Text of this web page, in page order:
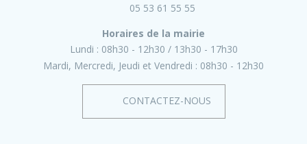
05 53 61 55 55
Horaires de la mairie
Lundi : 08h30 - 12h30
13h30 - 17h30
Mardi, Mercredi, Jeudi et Vendredi : 08h30 - 12h30
CONTACTEZ-NOUS